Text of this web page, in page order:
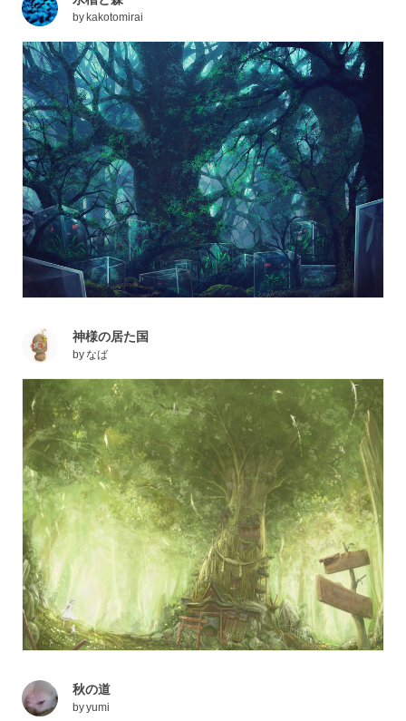
by kakotomirai
神様の居た国
by なば
秋の道
byyumi